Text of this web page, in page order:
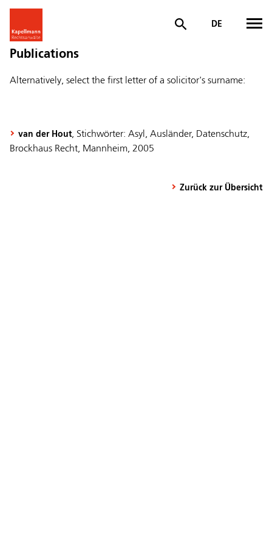
DE
Publications
Alternatively, select the first letter of a solicitor's surname:
van der Hout, Stichwörter: Asyl, Ausländer, Datenschutz,
Brockhaus Recht, Mannheim, 2005
Zurück zur Übersicht